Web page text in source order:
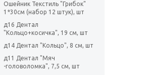
Ошейник Текстиль "Грибок"
1*30см (набор 12 штук), шт
д16 Дентал
"Кольцо+косичка", 19 см, шт
д14 Дентал "Кольцо", 8 см, шт
д11 Дентал "Мяч
-головоломка", 7,5 см, шт